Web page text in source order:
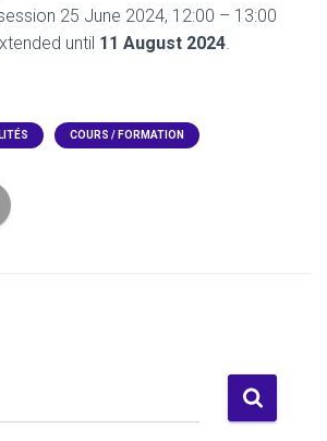
25 June 2024, 12:00 – 13:00
until 11 August 2024.
COURS / FORMATION